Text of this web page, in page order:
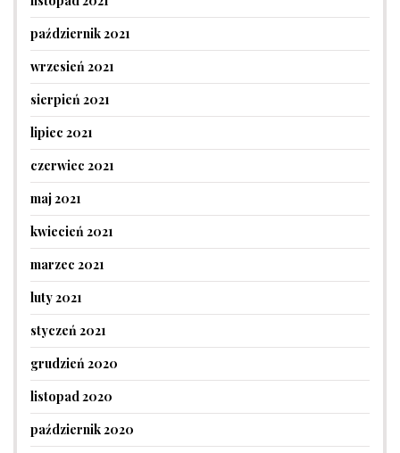
październik 2021
wrzesień 2021
sierpień 2021
lipiec 2021
czerwiec 2021
maj 2021
kwiecień 2021
marzec 2021
luty 2021
styczeń 2021
grudzień 2020
listopad 2020
październik 2020